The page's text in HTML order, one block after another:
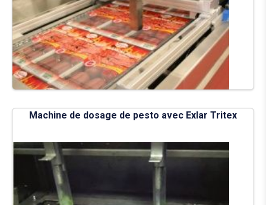
Machine de dosage de pesto avec Exlar Tritex